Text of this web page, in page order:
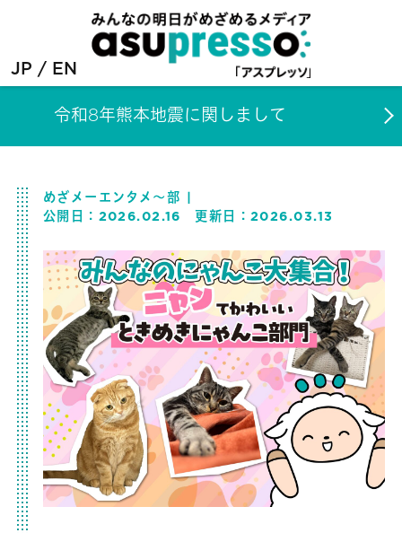
JP EN
令和8年熊本地震に関しまして
めざメーエンタメ～部
公開日： 2026.02.16 更新日：2026.03.13